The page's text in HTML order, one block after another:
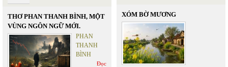
THƠ PHAN THANH BÌNH, MỘT
VÙNG NGÔN NGỮ MỚI.
PHAN
THANH
BÌNH
Đọc
XÓM BỜ MƯƠNG